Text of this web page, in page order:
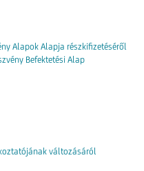
Alapok Alapja részkifizetéséről
Befektetési Alap
változásáról